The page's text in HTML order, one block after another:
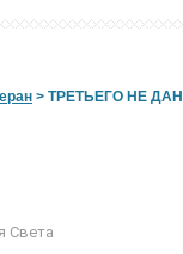
> ТРЕТЬЕГО НЕ
Света